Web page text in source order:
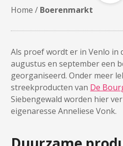
Home / Boerenmarkt
Als proef wordt er in Venlo in
augustus en september een
georganiseerd. Onder meer
streekproducten van De
Siebengewald worden hier
eigenaresse Anneliese Vonk.